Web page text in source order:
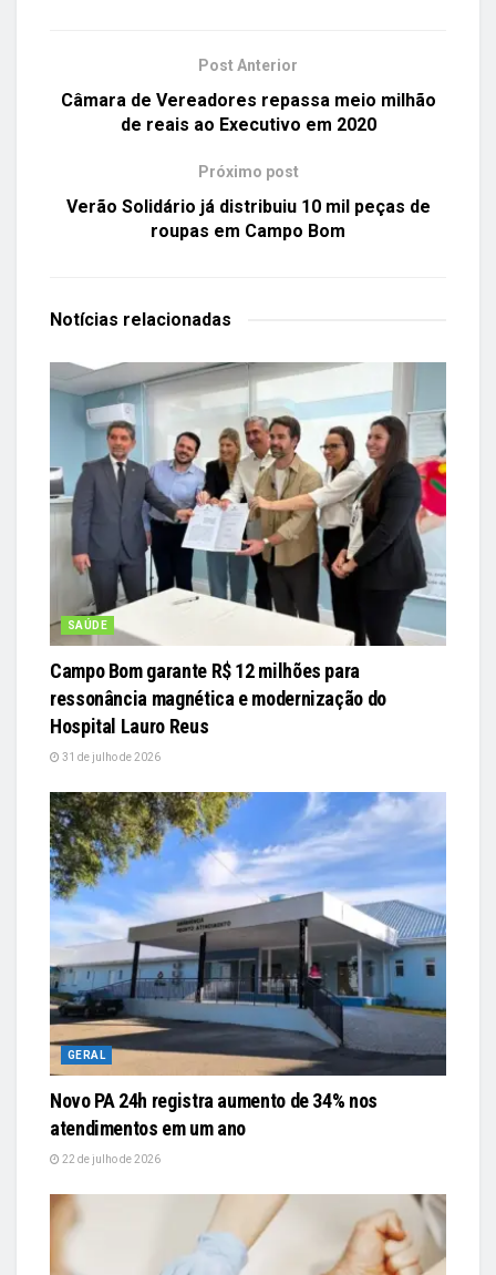
Post Anterior
Câmara de Vereadores repassa meio milhão
de reais ao Executivo em 2020
Próximo post
Verão Solidário já distribuiu 10 mil peças de
roupas em Campo Bom
Notícias relacionadas
SAÚDE
Campo Bom garante R$ 12 milhões para
ressonância magnética e modernização do
Hospital Lauro Reus
31 de julho de 2026
GERAL
Novo PA 24h registra aumento de 34% nos
atendimentos em um ano
22 de julho de 2026